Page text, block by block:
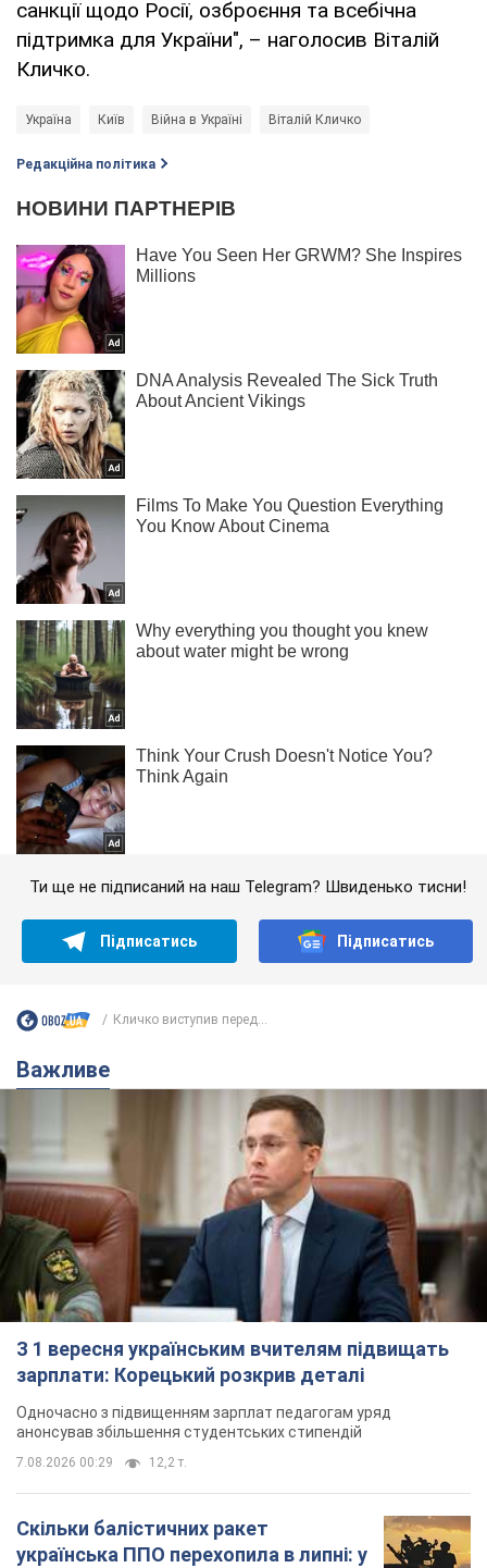
санкції щодо Росії, озброєння та всебічна
підтримка для України", – наголосив Віталій
Кличко.
Україна Київ Війна в Україні Віталій Кличко
Редакційна політика
Ти ще не підписаний на наш Telegram? Швиденько тисни!
Підписатись Підписатись
Кличко виступив перед...
Важливе
З 1 вересня українським вчителям підвищать
зарплати: Корецький розкрив деталі
Одночасно з підвищенням зарплат педагогам уряд
анонсував збільшення студентських стипендій
7.08.2026 00:29 12,2 т.
Скільки балістичних ракет
українська ППО перехопила в липні: у